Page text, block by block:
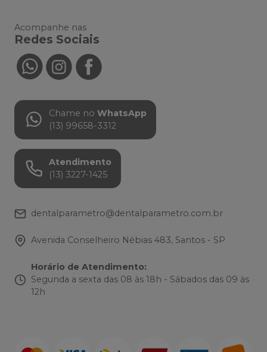
Acompanhe nas
Redes Sociais
Chame no WhatsApp
(13) 99658-3312
Atendimento
(13) 3227-1425
dentalparametro@dentalparametro.com.br
Avenida Conselheiro Nébias 483, Santos - SP
Horário de Atendimento:
Segunda a sexta das 08 às 18h - Sábados das 09 às
12h